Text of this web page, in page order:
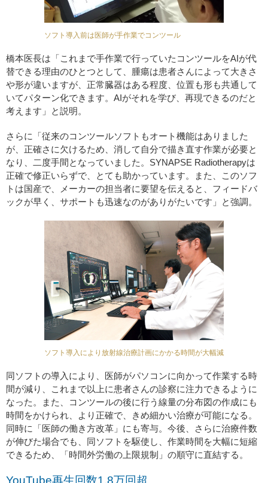
ソフト導入前は医師が手作業でコンツール
橋本医長は「これまで手作業で行っていたコンツールをAIが代
替できる理由のひとつとして、腫瘍は患者さんによって大きさ
や形が違いますが、正常臓器はある程度、位置も形も共通して
いてパターン化できます。AIがそれを学び、再現できるのだと
考えます」と説明。
さらに「従来のコンツールソフトもオート機能はありました
が、正確さに欠けるため、消して自分で描き直す作業が必要と
なり、二度手間となっていました。SYNAPSE Radiotherapyは
正確で修正いらずで、とても助かっています。また、このソフ
トは国産で、メーカーの担当者に要望を伝えると、フィードバ
ックが早く、サポートも迅速なのがありがたいです」と強調。
ソフト導入により放射線治療計画にかかる時間が大幅減
同ソフトの導入により、医師がパソコンに向かって作業する時
間が減り、これまで以上に患者さんの診察に注力できるように
なった。また、コンツールの後に行う線量の分布図の作成にも
時間をかけられ、より正確で、きめ細かい治療が可能になる。
同時に「医師の働き方改革」にも寄与。今後、さらに治療件数
が伸びた場合でも、同ソフトを駆使し、作業時間を大幅に短縮
できるため、「時間外労働の上限規制」の順守に直結する。
YouTube再生回数1.8万回超